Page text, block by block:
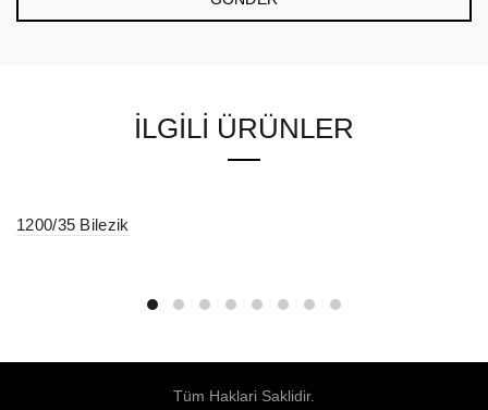
İLGILI ÜRÜNLER
1200/35 Bilezik
Tüm Haklari Saklidir.